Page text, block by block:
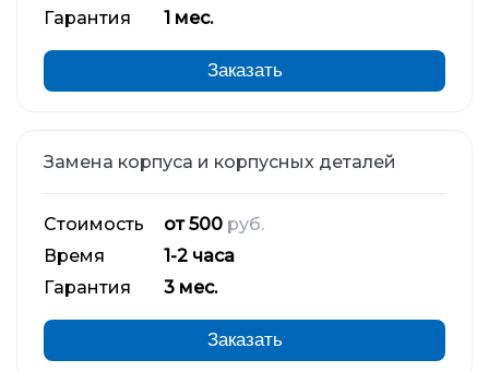
Гарантия
1 мес.
Заказать
Замена корпуса и корпусных деталей
Стоимость от 500 руб.
Время
1-2 часа
Гарантия
3 мес.
Заказать